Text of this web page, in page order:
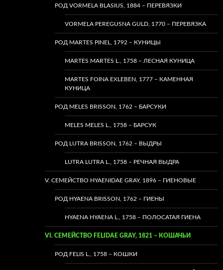
РОД VORMELA BLASIUS, 1884 – ПЕРЕВЯЗКИ
VORMELA PEREGUSNA GULD, 1770 – ПЕРЕВЯЗКА
РОД MARTES PINEL, 1792 – КУНИЦЫ
MARTES MARTES L., 1758 – ЛЕСНАЯ КУНИЦА
MARTES FOINA EXLEBEN, 1777 – КАМЕННАЯ
КУНИЦА
РОД MELES BRISSON, 1762 – БАРСУКИ
MELES MELES L., 1758 – БАРСУК
РОД LUTRA BRISSON, 1762 – ВЫДРЫ
LUTRA LUTRA L., 1758 – РЕЧНАЯ ВЫДРА
V. СЕМЕЙСТВО HYAENIDAE GRAY, 1896 – ГИЕНОВЫЕ
РОД HYAENA BRISSON, 1762 – ГИЕНЫ
HYAENA HYAENA L., 1758 – ПОЛОСАТАЯ ГИЕНА
VI. СЕМЕЙСТВО FELIDAE GRAY, 1821 – КОШАЧЬИ
РОД FELIS L., 1758 – КОШКИ